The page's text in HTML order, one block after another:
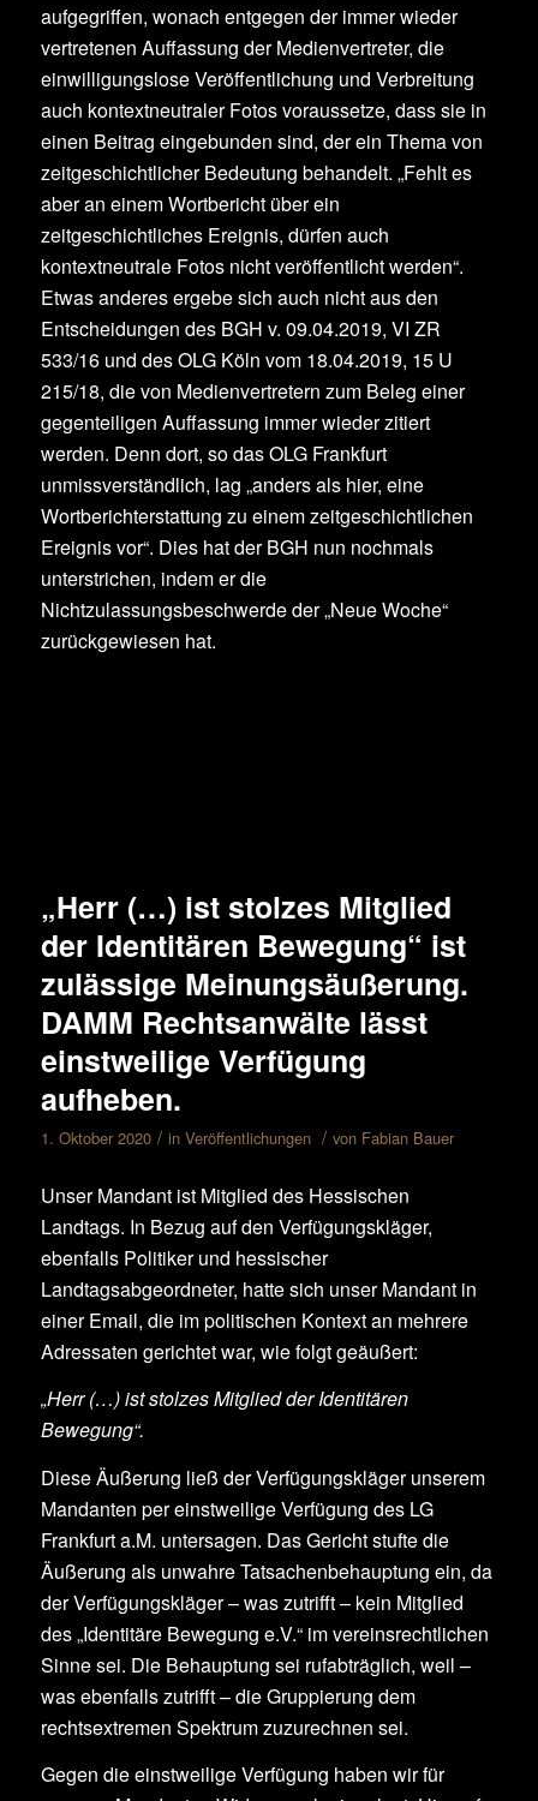
aufgegriffen, wonach entgegen der immer wieder
vertretenen Auffassung der Medienvertreter, die
einwilligungslose Veröffentlichung und Verbreitung
auch kontextneutraler Fotos voraussetze, dass sie in
einen Beitrag eingebunden sind, der ein Thema von
zeitgeschichtlicher Bedeutung behandelt. „Fehlt es
aber an einem Wortbericht über ein
zeitgeschichtliches Ereignis, dürfen auch
kontextneutrale Fotos nicht veröffentlicht werden“.
Etwas anderes ergebe sich auch nicht aus den
Entscheidungen des BGH v. 09.04.2019, VI ZR
533/16 und des OLG Köln vom 18.04.2019, 15 U
215/18, die von Medienvertretern zum Beleg einer
gegenteiligen Auffassung immer wieder zitiert
werden. Denn dort, so das OLG Frankfurt
unmissverständlich, lag „anders als hier, eine
Wortberichterstattung zu einem zeitgeschichtlichen
Ereignis vor“. Dies hat der BGH nun nochmals
unterstrichen, indem er die
Nichtzulassungsbeschwerde der „Neue Woche“
zurückgewiesen hat.
„Herr (…) ist stolzes Mitglied
der Identitären Bewegung“ ist
zulässige Meinungsäußerung.
DAMM Rechtsanwälte lässt
einstweilige Verfügung
aufheben.
1. Oktober 2020 / in Veröffentlichungen / von Fabian Bauer
Unser Mandant ist Mitglied des Hessischen
Landtags. In Bezug auf den Verfügungskläger,
ebenfalls Politiker und hessischer
Landtagsabgeordneter, hatte sich unser Mandant in
einer Email, die im politischen Kontext an mehrere
Adressaten gerichtet war, wie folgt geäußert:
„Herr (…) ist stolzes Mitglied der Identitären
Bewegung“.
Diese Äußerung ließ der Verfügungskläger unserem
Mandanten per einstweilige Verfügung des LG
Frankfurt a.M. untersagen. Das Gericht stufte die
Äußerung als unwahre Tatsachenbehauptung ein, da
der Verfügungskläger – was zutrifft – kein Mitglied
des „Identitäre Bewegung e.V.“ im vereinsrechtlichen
Sinne sei. Die Behauptung sei rufabträglich, weil –
was ebenfalls zutrifft – die Gruppierung dem
rechtsextremen Spektrum zuzurechnen sei.
Gegen die einstweilige Verfügung haben wir für